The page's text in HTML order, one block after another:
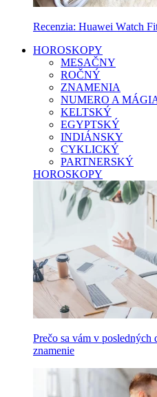
Recenzia: Huawei Watch
HOROSKOPY
MESAČNY
ROČNÝ
ZNAMENIA
NUMERO A
KELTSKÝ
EGYPTSKÝ
INDIÁNSKY
CYKLICKÝ
PARTNERSKÝ
HOROSKOPY
Prečo sa vám v posledných
znamenie